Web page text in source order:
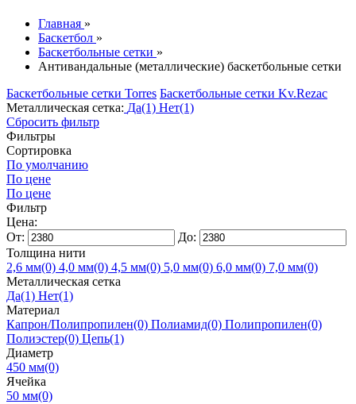
Главная »
Баскетбол »
Баскетбольные сетки »
Антивандальные (металлические) баскетбольные сетки
Баскетбольные сетки Torres Баскетбольные сетки Kv.Rezac
Металлическая сетка: Да(1) Нет(1)
Сбросить фильтр
Фильтры
Сортировка
По умолчанию
По цене
По цене
Фильтр
Цена:
От:
До:
Толщина нити
2,6 мм(0) 4,0 мм(0) 4,5 мм(0) 5,0 мм(0) 6,0 мм(0) 7,0 мм(0)
Металлическая сетка
Да(1) Нет(1)
Материал
Капрон/Полипропилен(0) Полиамид(0) Полипропилен(0)
Полиэстер(0) Цепь(1)
Диаметр
450 мм(0)
Ячейка
50 мм(0)